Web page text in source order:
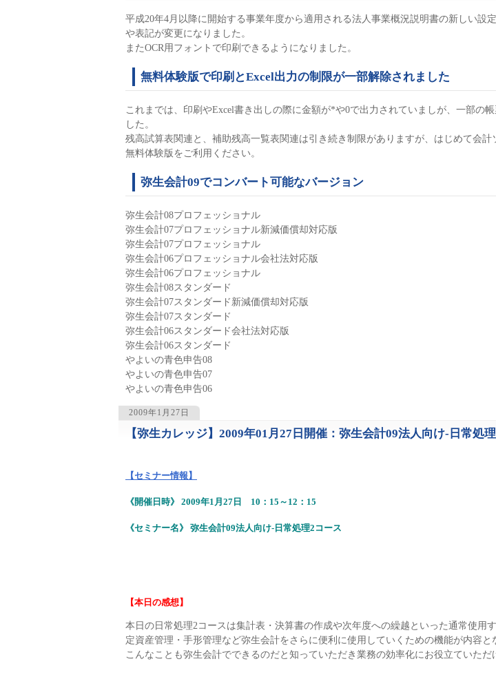
平成20年4月以降に開始する事業年度から適用される法人事業概況説明書の新しい設
や表記が変更になりました。
またOCR用フォントで印刷できるようになりました。
無料体験版で印刷とExcel出力の制限が一部解除されました
これまでは、印刷やExcel書き出しの際に金額が*や0で出力されていましが、一部の
した。
残高試算表関連と、補助残高一覧表関連は引き続き制限がありますが、はじめて会
無料体験版をご利用ください。
弥生会計09でコンバート可能なバージョン
弥生会計08プロフェッショナル
弥生会計07プロフェッショナル新減価償却対応版
弥生会計07プロフェッショナル
弥生会計06プロフェッショナル会社法対応版
弥生会計06プロフェッショナル
弥生会計08スタンダード
弥生会計07スタンダード新減価償却対応版
弥生会計07スタンダード
弥生会計06スタンダード会社法対応版
弥生会計06スタンダード
やよいの青色申告08
やよいの青色申告07
やよいの青色申告06
2009年1月27日
【弥生カレッジ】2009年01月27日開催：弥生会計09法人向け-日常処
【セミナー情報】
《開催日時》 2009年1月27日 10：15～12：15
《セミナー名》 弥生会計09法人向け-日常処理2コース
【本日の感想】
本日の日常処理2コースは集計表・決算書の作成や次年度への繰越といった通常使用
定資産管理・手形管理など弥生会計をさらに便利に使用していくための機能が内容と
こんなことも弥生会計でできるのだと知っていただき業務の効率化にお役立ていただ